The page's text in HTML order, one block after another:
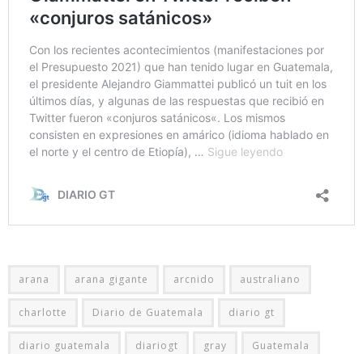
arana arana gigante arcnido australiano
charlotte Diario de Guatemala diario gt
diario guatemala diariogt gray Guatemala